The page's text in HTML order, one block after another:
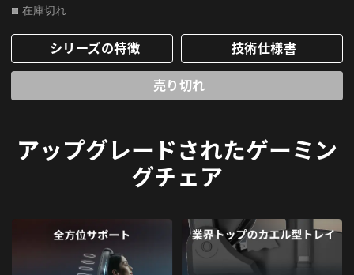
在庫切れ
シリーズの特徴 技術仕様書
売り切れ
アップグレードされたゲーミン
グチェア